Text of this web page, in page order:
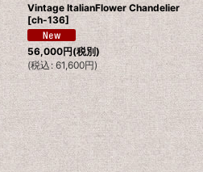
Vintage ItalianFlower Chandelier
[ch-136]
56,000円(税別)
(税込 : 61,600円)